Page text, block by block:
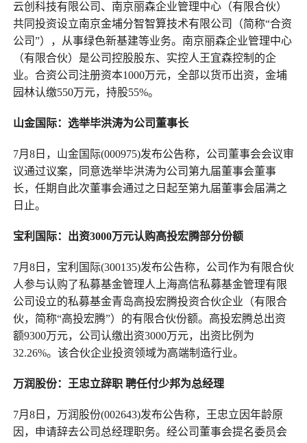
云创科技有限公司、南京丽森企业管理中心（有限合伙）
共同投资设立南京金埔分智智算技术有限公司（简称“合资
公司”），从事绿色新基建等业务。南京丽森企业管理中心
（有限合伙）是公司控股股东、实控人王宜森控制的企
业。合资公司注册资本1000万元，全部以货币出资，金埔
园林认缴550万元，持股55%。
山金国际：选举毕洪涛为公司董事长
7月8日，山金国际(000975)发布公告称，公司董事会会议审
议通过议案，同意选举毕洪涛为公司第九届董事会董事
长，任期自此次董事会通过之日起至第九届董事会届满之
日止。
宝利国际：出资3000万元认购高投宏腾部分份额
7月8日，宝利国际(300135)发布公告称，公司作为有限合伙
人参与认购了私募基金管理人上海高信私募基金管理有限
公司设立的私募基金青岛高投宏腾投资合伙企业（有限合
伙，简称“高投宏腾”）的有限合伙份额。高投宏腾总出资
额9300万元，公司认缴出资3000万元，出资比例为
32.26%。该合伙企业投资领域为高端制造行业。
万润股份：王忠立辞职 聘任付少邦为总经理
7月8日，万润股份(002643)发布公告称，王忠立因年龄原
因，申请辞去公司总经理职务。经公司董事会提名委员会